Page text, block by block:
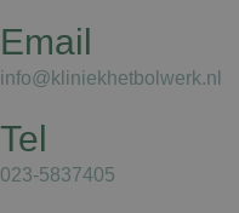
Email
info@kliniekhetbolwerk.nl
Tel
023-5837405